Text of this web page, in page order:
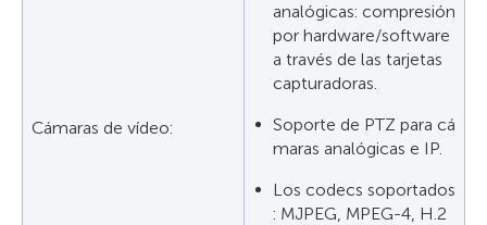
Cámaras de vídeo:
analógicas: compresión
por hardware/software
a través de las tarjetas
capturadoras.
Soporte de PTZ para cá
maras analógicas e IP.
Los codecs soportados
: MJPEG, MPEG-4, H.2